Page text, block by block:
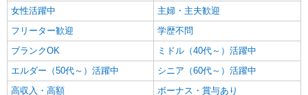
援内容により細則あり。
業務委託
SOMPOヘルスサポート株式会社 全支援対応コース
特定保健指導（保健師・管理栄養士）
報酬：完全出来高制 報酬額（消費税抜き）：
・事業所一括面談(対面) 1日：10,000円〜14,716
円 ・個別訪問(対面) 1件：4,286円〜5,239円 ・
【活動エリア】栃木県栃木市及びその周辺
女性活躍中
主婦・主夫歓迎
フリーター歓迎
学歴不問
ブランクOK
ミドル（40代～）活躍中
エルダー（50代～）活躍中
シニア（60代～）活躍中
高収入・高額
ボーナス・賞与あり